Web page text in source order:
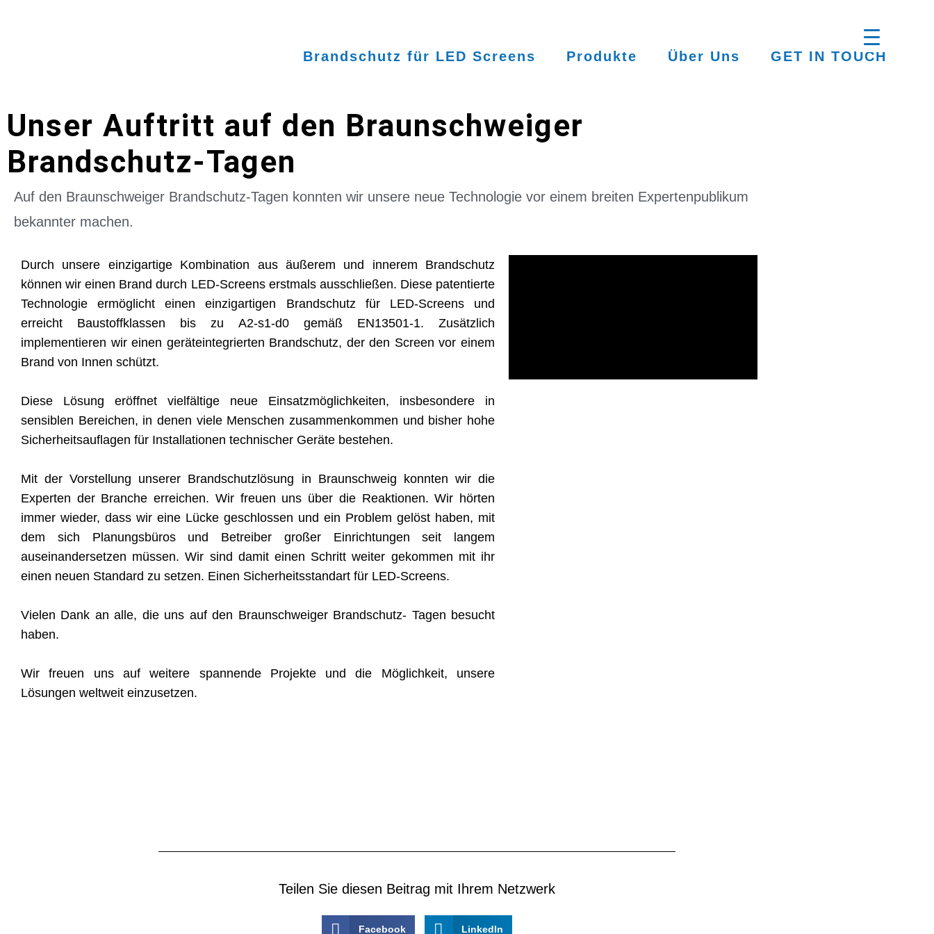
Brandschutz für LED Screens Produkte Über Uns GET IN TOUCH
Unser Auftritt auf den Braunschweiger
Brandschutz-Tagen
Auf den Braunschweiger Brandschutz-Tagen konnten wir unsere neue Technologie vor einem breiten Expertenpublikum
bekannter machen.
Durch unsere einzigartige Kombination aus äußerem und innerem Brandschutz
können wir einen Brand durch LED-Screens erstmals ausschließen. Diese patentierte
Technologie ermöglicht einen einzigartigen Brandschutz für LED-Screens und
erreicht Baustoffklassen bis zu A2-s1-d0 gemäß EN13501-1. Zusätzlich
implementieren wir einen geräteintegrierten Brandschutz, der den Screen vor einem
Brand von Innen schützt.
Diese Lösung eröffnet vielfältige neue Einsatzmöglichkeiten, insbesondere in
sensiblen Bereichen, in denen viele Menschen zusammenkommen und bisher hohe
Sicherheitsauflagen für Installationen technischer Geräte bestehen.
Mit der Vorstellung unserer Brandschutzlösung in Braunschweig konnten wir die
Experten der Branche erreichen. Wir freuen uns über die Reaktionen. Wir hörten
immer wieder, dass wir eine Lücke geschlossen und ein Problem gelöst haben, mit
dem sich Planungsbüros und Betreiber großer Einrichtungen seit langem
auseinandersetzen müssen. Wir sind damit einen Schritt weiter gekommen mit ihr
einen neuen Standard zu setzen. Einen Sicherheitsstandart für LED-Screens.
Vielen Dank an alle, die uns auf den Braunschweiger Brandschutz- Tagen besucht
haben.
Wir freuen uns auf weitere spannende Projekte und die Möglichkeit, unsere
Lösungen weltweit einzusetzen.
Teilen Sie diesen Beitrag mit Ihrem Netzwerk
Facebook LinkedIn